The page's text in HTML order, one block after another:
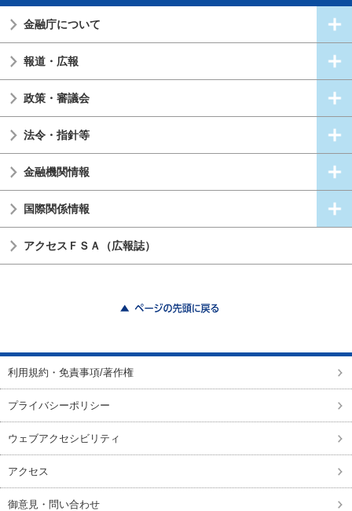
金融庁について
報道・広報
政策・審議会
法令・指針等
金融機関情報
国際関係情報
アクセスＦＳＡ（広報誌）
利用規約・免責事項/著作権
プライバシーポリシー
ウェブアクセシビリティ
アクセス
御意見・問い合わせ